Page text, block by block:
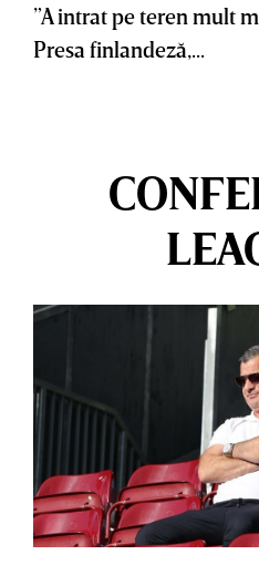
”A intrat pe teren mult
Presa finlandeză,...